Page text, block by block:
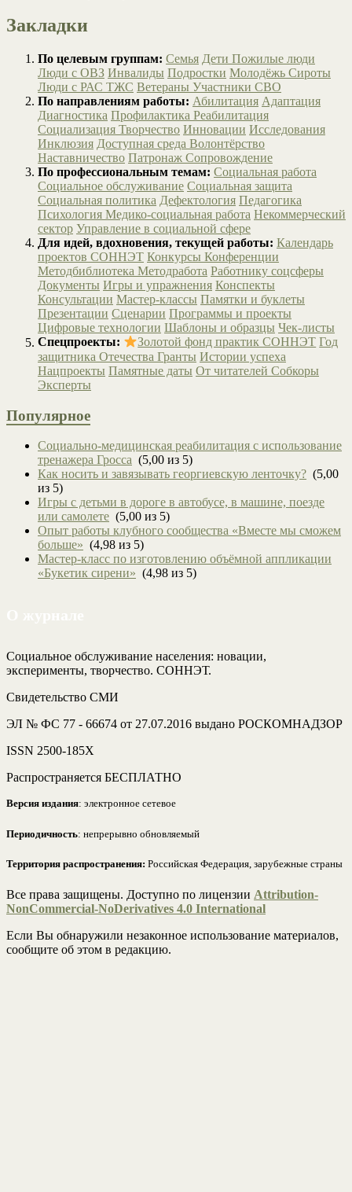
Закладки
По целевым группам: Семья Дети Пожилые люди
Люди с ОВЗ Инвалиды Подростки Молодёжь Сироты
Люди с РАС ТЖС Ветераны Участники СВО
По направлениям работы: Абилитация Адаптация
Диагностика Профилактика Реабилитация
Социализация Творчество Инновации Исследования
Инклюзия Доступная среда Волонтёрство
Наставничество Патронаж Сопровождение
По профессиональным темам: Социальная работа
Социальное обслуживание Социальная защита
Социальная политика Дефектология Педагогика
Психология Медико-социальная работа Некоммерческий
сектор Управление в социальной сфере
Для идей, вдохновения, текущей работы: Календарь
проектов СОННЭТ Конкурсы Конференции
Методбиблиотека Методработа Работнику соцсферы
Документы Игры и упражнения Конспекты
Консультации Мастер-классы Памятки и буклеты
Презентации Сценарии Программы и проекты
Цифровые технологии Шаблоны и образцы Чек-листы
Спецпроекты:
Золотой фонд практик СОННЭТ Год
защитника Отечества Гранты Истории успеха
Нацпроекты Памятные даты От читателей Собкоры
Эксперты
Популярное
Социально-медицинская реабилитация с использование
тренажера Гросса (5,00 из 5)
Как носить и завязывать георгиевскую ленточку? (5,00
из 5)
Игры с детьми в дороге в автобусе, в машине, поезде
или самолете (5,00 из 5)
Опыт работы клубного сообщества «Вместе мы сможем
больше» (4,98 из 5)
Мастер-класс по изготовлению объёмной аппликации
«Букетик сирени» (4,98 из 5)
Социальное обслуживание населения: новации,
эксперименты, творчество. СОННЭТ.
Свидетельство СМИ
ЭЛ № ФС 77 - 66674 от 27.07.2016 выдано РОСКОМНАДЗОР
ISSN 2500-185Х
Распространяется БЕСПЛАТНО
Версия издания: электронное сетевое
Периодичность: непрерывно обновляемый
Территория распространения: Российская Федерация, зарубежные страны
Все права защищены. Доступно по лицензии Attribution-
NonCommercial-NoDerivatives 4.0 International
Если Вы обнаружили незаконное использование материалов,
сообщите об этом в редакцию.